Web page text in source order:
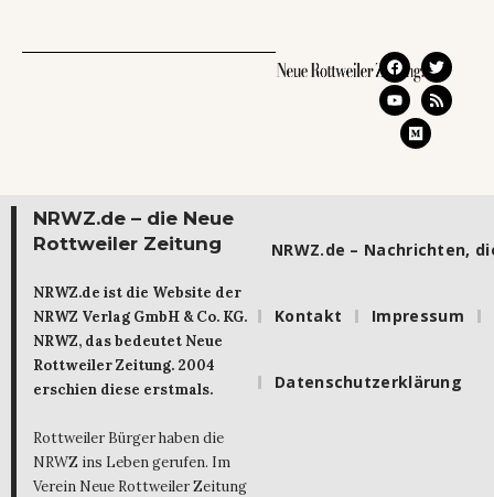
NRWZ.de – die Neue
Rottweiler Zeitung
NRWZ.de ist die Website der
NRWZ Verlag GmbH & Co. KG.
NRWZ, das bedeutet Neue
Rottweiler Zeitung. 2004
erschien diese erstmals.
Rottweiler Bürger haben die
NRWZ ins Leben gerufen. Im
Verein Neue Rottweiler Zeitung
NRWZ.de – Nachrichten,
Kontakt Impressum
Datenschutzerklärung